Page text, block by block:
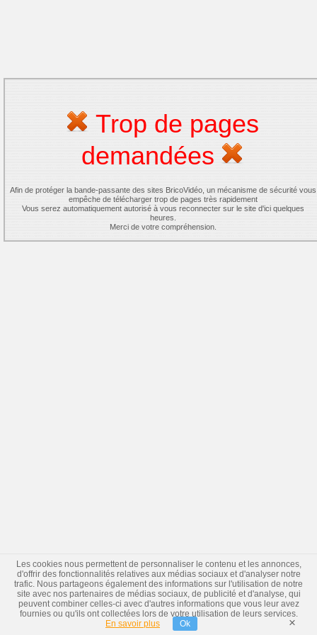
Trop de pages
demandées
Afin de protéger la bande-passante des sites BricoVidéo, un mécanisme de sécurité vous
empêche de télécharger trop de pages très rapidement
Vous serez automatiquement autorisé à vous reconnecter sur le site d'ici quelques
heures.
Merci de votre compréhension.
Les cookies nous permettent de personnaliser le contenu et les annonces,
d'offrir des fonctionnalités relatives aux médias sociaux et d'analyser notre
trafic. Nous partageons également des informations sur l'utilisation de notre
site avec nos partenaires de médias sociaux, de publicité et d'analyse, qui
peuvent combiner celles-ci avec d'autres informations que vous leur avez
fournies ou qu'ils ont collectées lors de votre utilisation de leurs services.
En savoir plus
Ok ×